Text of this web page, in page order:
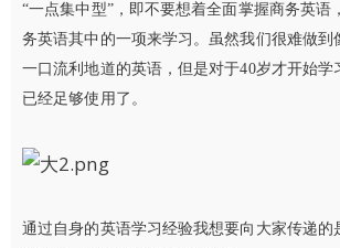
“一点集中型”，即不要想着全面掌握商务英语
务英语其中的一项来学习。虽然我们很难做到
一口流利地道的英语，但是对于40岁才开始学
已经足够使用了。
通过自身的英语学习经验我想要向大家传递的